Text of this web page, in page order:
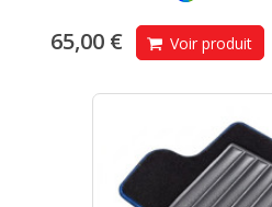
65,00 € Voir produit